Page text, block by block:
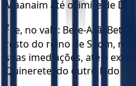
Maanaim até o limite de
27 e, no vale: Bete-Arã,
resto do reino de Seom, rei
suas imediações, até a
Quinerete, do outro lado